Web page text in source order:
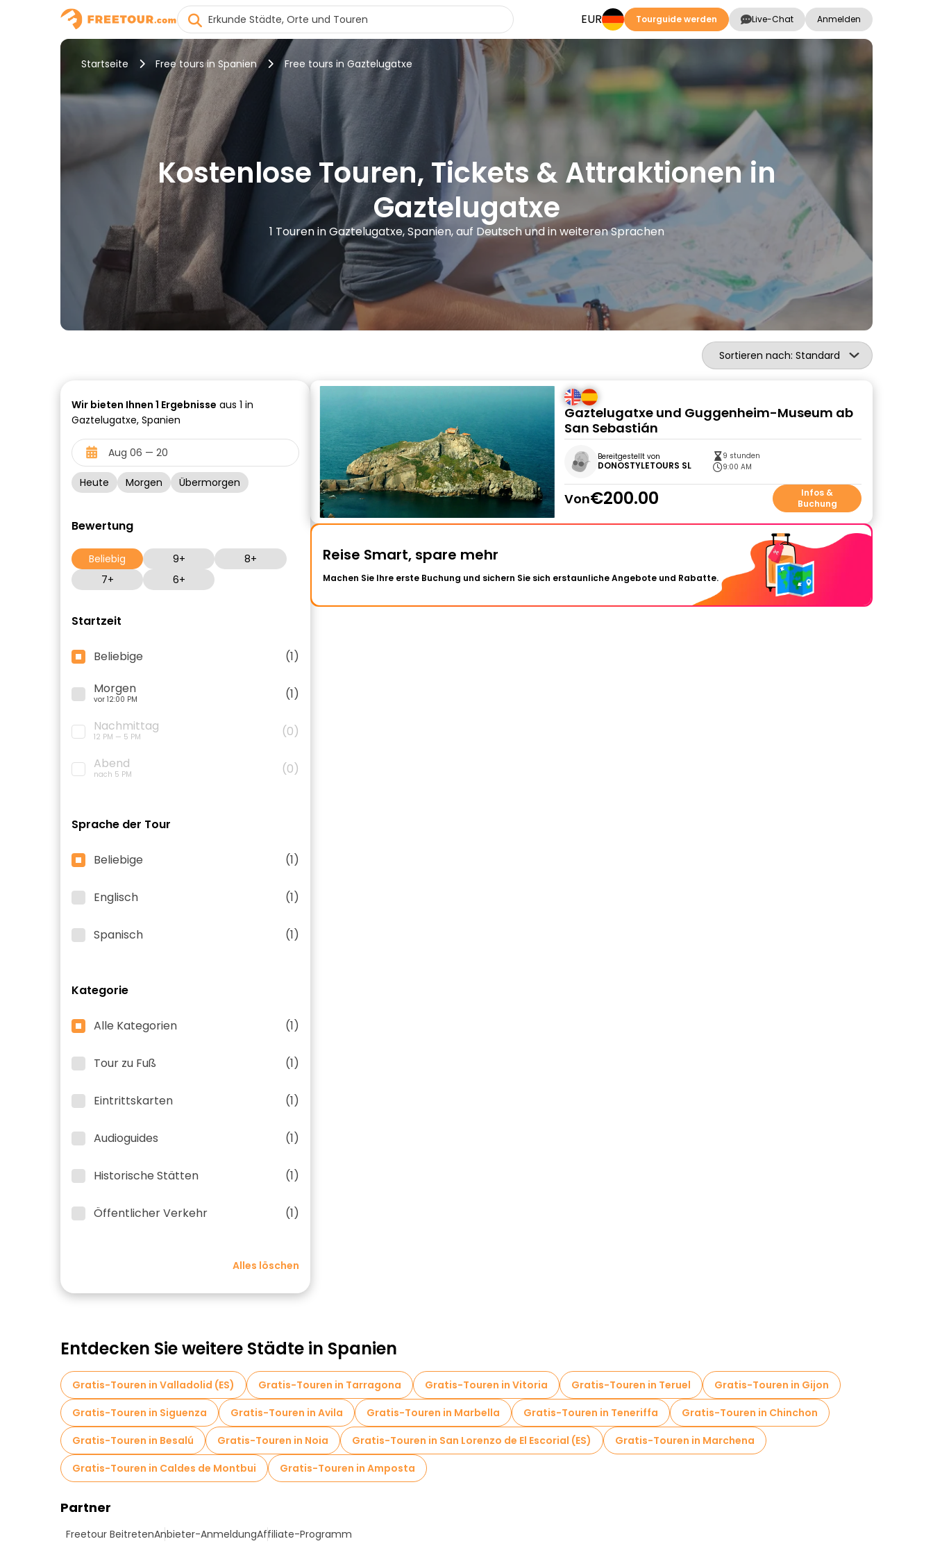
EUR Tourguide werden Live-Chat Anmelden
Startseite Free tours in Spanien Free tours in Gaztelugatxe
Kostenlose Touren, Tickets & Attraktionen in
Gaztelugatxe
1 Touren in Gaztelugatxe, Spanien, auf Deutsch und in weiteren Sprachen
Sortieren nach: Standard
Wir bieten Ihnen 1 Ergebnisse aus 1 in
Gaztelugatxe, Spanien
Heute Morgen Übermorgen
Bewertung
Beliebig 9+
8+
7+
6+
Startzeit
Beliebige
(1)
Morgen
vor 12:00 PM
(1)
Nachmittag
12 PM — 5 PM
(0)
Abend
nach 5 PM (0)
Sprache der Tour
Beliebige (1)
Englisch (1)
Spanisch (1)
Kategorie
Alle Kategorien (1)
Tour zu Fuß (1)
Eintrittskarten (1)
Audioguides (1)
Historische Stätten (1)
Öffentlicher Verkehr (1)
Alles löschen
Gaztelugatxe und Guggenheim-Museum ab
San Sebastián
Bereitgestellt von
DONOSTYLETOURS SL
9 stunden
9:00 AM
Von€200.00
Infos &
Buchung
Reise Smart, spare mehr
Machen Sie Ihre erste Buchung und sichern Sie sich erstaunliche Angebote und Rabatte.
Entdecken Sie weitere Städte in Spanien
Gratis-Touren in Valladolid (ES) Gratis-Touren in Tarragona Gratis-Touren in Vitoria Gratis-Touren in Teruel
Gratis-Touren in Gijon
Gratis-Touren in Siguenza
Gratis-Touren in Avila Gratis-Touren in Marbella Gratis-Touren in Teneriffa
Gratis-Touren in Chinchon
Gratis-Touren in Besalú
Gratis-Touren in Noia Gratis-Touren in San Lorenzo de El Escorial (ES)
Gratis-Touren in Marchena
Gratis-Touren in Caldes de Montbui
Gratis-Touren in Amposta
Partner
Freetour BeitretenAnbieter-AnmeldungAffiliate-Programm